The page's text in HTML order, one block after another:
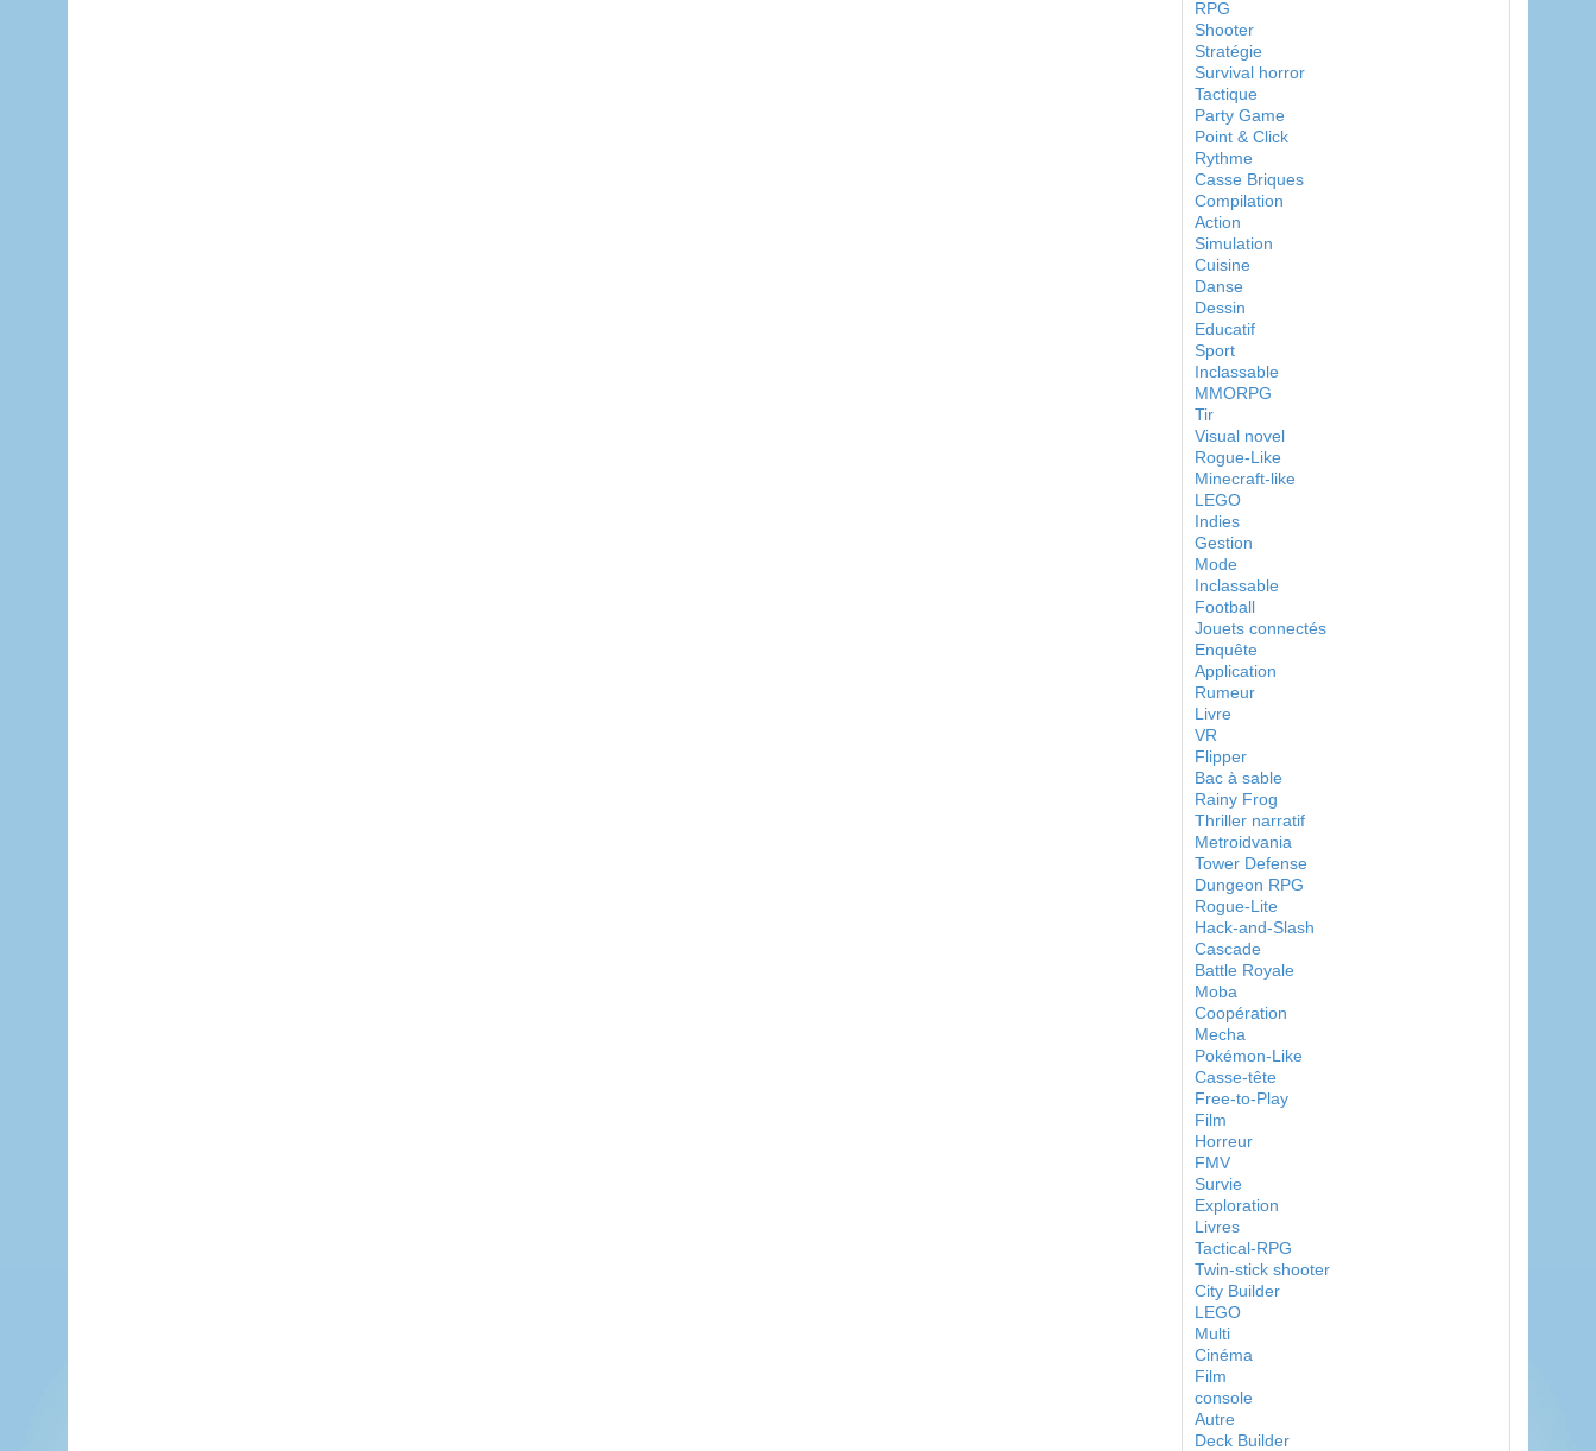
RPG
Shooter
Stratégie
Survival horror
Tactique
Party Game
Point & Click
Rythme
Casse Briques
Compilation
Action
Simulation
Cuisine
Danse
Dessin
Educatif
Sport
Inclassable
MMORPG
Tir
Visual novel
Rogue-Like
Minecraft-like
LEGO
Indies
Gestion
Mode
Inclassable
Football
Jouets connectés
Enquête
Application
Rumeur
Livre
VR
Flipper
Bac à sable
Rainy Frog
Thriller narratif
Metroidvania
Tower Defense
Dungeon RPG
Rogue-Lite
Hack-and-Slash
Cascade
Battle Royale
Moba
Coopération
Mecha
Pokémon-Like
Casse-tête
Free-to-Play
Film
Horreur
FMV
Survie
Exploration
Livres
Tactical-RPG
Twin-stick shooter
City Builder
LEGO
Multi
Cinéma
Film
console
Autre
Deck Builder